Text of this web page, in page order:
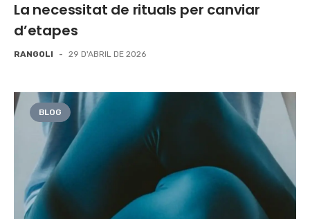
La necessitat de rituals per canviar
d’etapes
RANGOLI - 29 D'ABRIL DE 2026
BLOG